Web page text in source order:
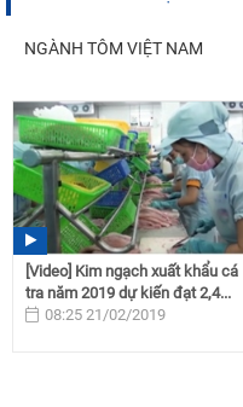
NGÀNH TÔM VIỆT NAM
[Video] Kim ngạch xuất khẩu cá
tra năm 2019 dự kiến đạt 2,4...
08:25 21/02/2019